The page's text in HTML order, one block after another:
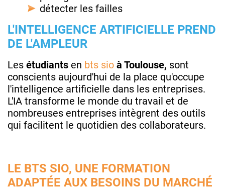
détecter les failles
L'INTELLIGENCE ARTIFICIELLE PREND
DE L'AMPLEUR
Les étudiants en bts sio à Toulouse, sont
conscients aujourd'hui de la place qu'occupe
l'intelligence artificielle dans les entreprises.
L'IA transforme le monde du travail et de
nombreuses entreprises intègrent des outils
qui facilitent le quotidien des collaborateurs.
LE BTS SIO, UNE FORMATION
ADAPTÉE AUX BESOINS DU MARCHÉ